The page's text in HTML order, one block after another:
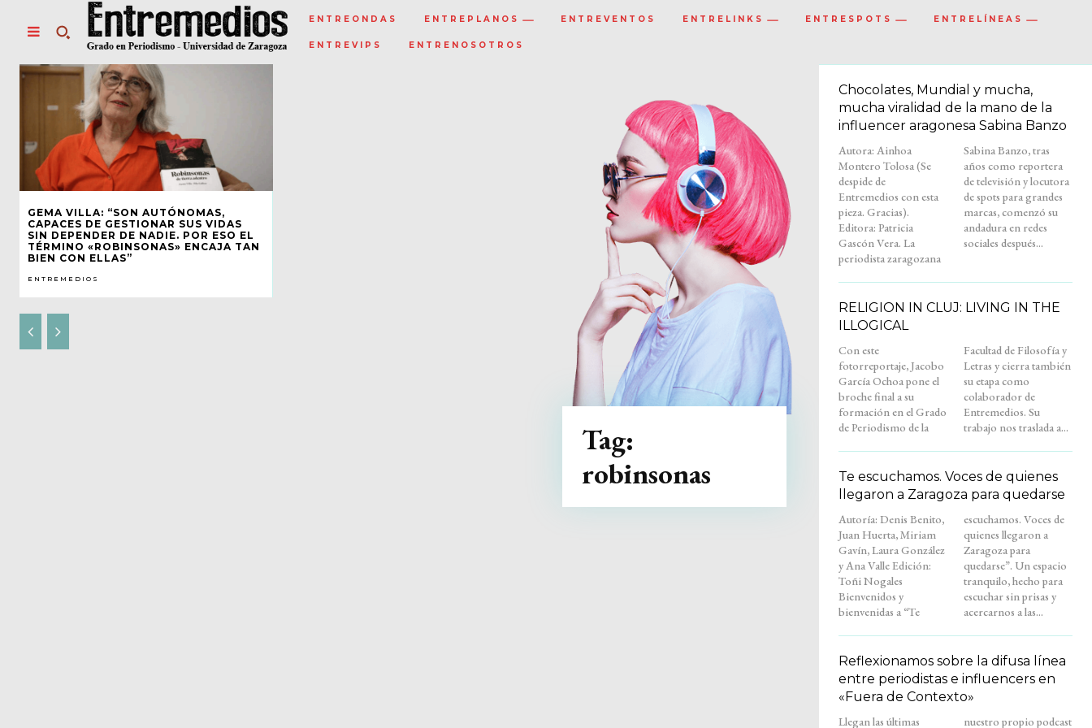
ENTREONDAS ENTREPLANOS ENTREVENTOS ENTRELINKS ENTRESPOTS ENTRELÍNEAS
ENTREVIPS ENTRENOSOTROS
GEMA VILLA: “SON AUTÓNOMAS,
CAPACES DE GESTIONAR SUS VIDAS
SIN DEPENDER DE NADIE. POR ESO EL
TÉRMINO «ROBINSONAS» ENCAJA TAN
BIEN CON ELLAS”
ENTREMEDIOS
Tag:
robinsonas
Chocolates, Mundial y mucha,
mucha viralidad de la mano de la
influencer aragonesa Sabina Banzo
Autora: Ainhoa
Montero Tolosa (Se
despide de
Entremedios con esta
pieza. Gracias).
Editora: Patricia
Gascón Vera. La
periodista zaragozana
Sabina Banzo, tras
años como reportera
de televisión y locutora
de spots para grandes
marcas, comenzó su
andadura en redes
sociales después...
RELIGION IN CLUJ: LIVING IN THE
ILLOGICAL
Con este
fotorreportaje, Jacobo
García Ochoa pone el
broche final a su
formación en el Grado
de Periodismo de la
Facultad de Filosofía y
Letras y cierra también
su etapa como
colaborador de
Entremedios. Su
trabajo nos traslada a...
Te escuchamos. Voces de quienes
llegaron a Zaragoza para quedarse
Autoría: Denis Benito,
Juan Huerta, Miriam
Gavín, Laura González
y Ana Valle Edición:
Toñi Nogales
Bienvenidos y
bienvenidas a “Te
escuchamos. Voces de
quienes llegaron a
Zaragoza para
quedarse”. Un espacio
tranquilo, hecho para
escuchar sin prisas y
acercarnos a las...
Reflexionamos sobre la difusa línea
entre periodistas e influencers en
«Fuera de Contexto»
Llegan las últimas
nuestro propio podcast